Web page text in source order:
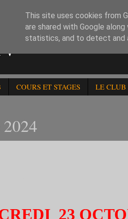
COURS ET STAGES LE CLUB
23
This site uses cookies from
are shared with Google
statistics, and to detect and